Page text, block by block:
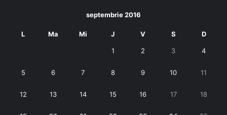
septembrie 2016
L Ma Mi J V S D
1 2 3 4
5 6 7 8 9 10 11
12 13 14 15 16 17 18